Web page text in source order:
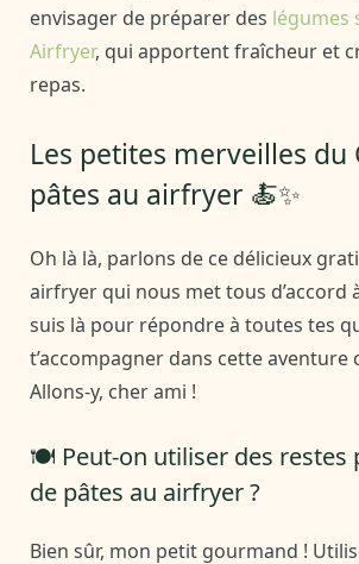
envisager de préparer des légumes
Airfryer, qui apportent fraîcheur et
repas.
Les petites merveilles du
pâtes au airfryer 🍝✨
Oh là là, parlons de ce délicieux
airfryer qui nous met tous d’accord
suis là pour répondre à toutes tes
t’accompagner dans cette aventure
Allons-y, cher ami !
🍽️ Peut-on utiliser des restes
de pâtes au airfryer ?
Bien sûr, mon petit gourmand !